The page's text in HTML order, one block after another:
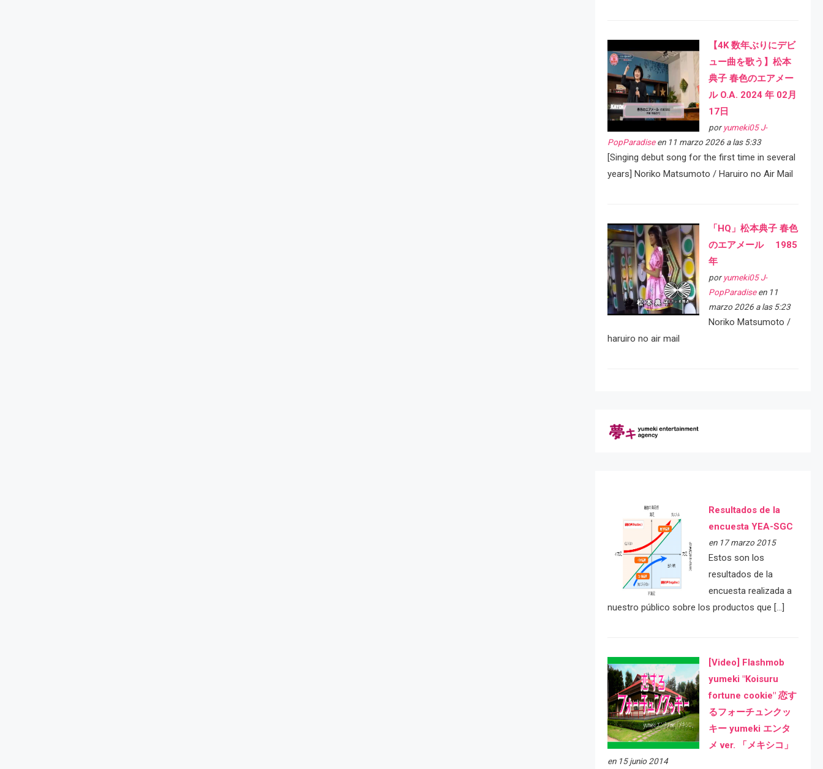
【4K 数年ぶりにデビ
ュー曲を歌う】松本
典子 春色のエアメー
ル O.A. 2024 年 02月
17日
por yumeki05 J-
PopParadiseen 11 marzo 2026 a las 5:33
[Singing debut song for the first time in several
years] Noriko Matsumoto / Haruiro no Air Mail
「HQ」松本典子 春色
のエアメール 1985
年
por yumeki05 J-
PopParadiseen 11
marzo 2026 a las 5:23
Noriko Matsumoto /
haruiro no air mail
Resultados de la
encuesta YEA-SGC
en 17 marzo 2015
Estos son los
resultados de la
encuesta realizada a
nuestro público sobre los productos que […]
[Video] Flashmob
yumeki "Koisuru
fortune cookie" 恋す
るフォーチュンクッ
キー yumeki エンタ
メ ver. 「メキシコ」
en 15 junio 2014